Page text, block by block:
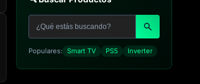
Populares: Smart TV PS5 Inverter